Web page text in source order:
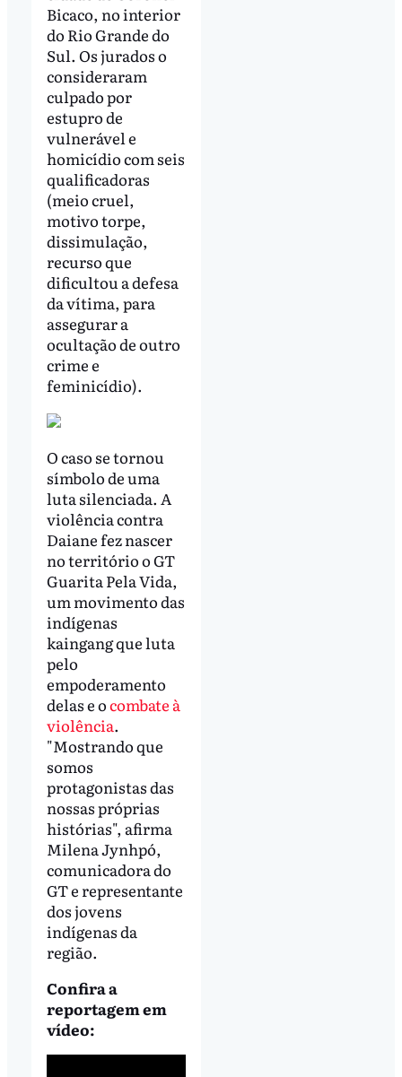
Bicaco, no interior
do Rio Grande do
Sul. Os jurados o
consideraram
culpado por
estupro de
vulnerável e
homicídio com seis
qualificadoras
(meio cruel,
motivo torpe,
dissimulação,
recurso que
dificultou a defesa
da vítima, para
assegurar a
ocultação de outro
crime e
feminicídio).
O caso se tornou
símbolo de uma
luta silenciada. A
violência contra
Daiane fez nascer
no território o GT
Guarita Pela Vida,
um movimento das
indígenas
kaingang que luta
pelo
empoderamento
delas e ocombate à
violência.
"Mostrando que
somos
protagonistas das
nossas próprias
histórias", afirma
Milena Jynhpó,
comunicadora do
GT e representante
dos jovens
indígenas da
região.
Confira a
reportagem em
vídeo: